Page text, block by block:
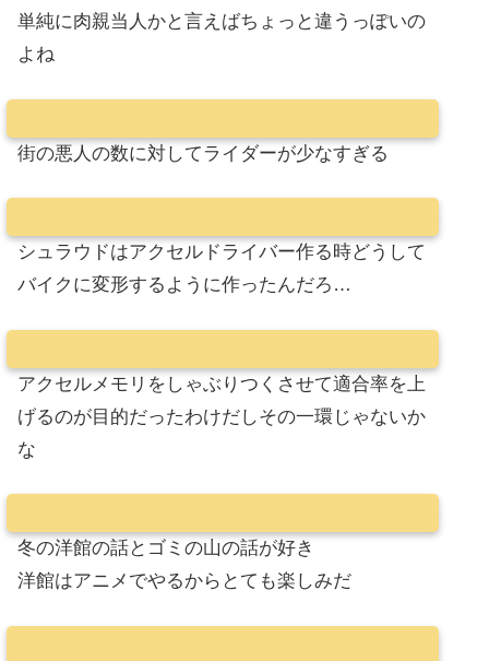
単純に肉親当人かと言えばちょっと違うっぽいの
よね
街の悪人の数に対してライダーが少なすぎる
シュラウドはアクセルドライバー作る時どうして
バイクに変形するように作ったんだろ…
アクセルメモリをしゃぶりつくさせて適合率を上
げるのが目的だったわけだしその一環じゃないか
な
冬の洋館の話とゴミの山の話が好き
洋館はアニメでやるからとても楽しみだ